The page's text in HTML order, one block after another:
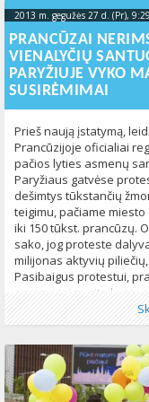
padėjo į suplanuotų
susirinkusiems
išvaikyti mitinguotojus.
skaitykite portale
2013 m. gegužės 27 d. (Pr), 9:29
PRANCŪZAI
VIENALYČIŲ
PARYŽIUJE VYKO
SUSIRĖMIMAI
Prieš naują įstatymą,
Prancūzijoje oficialiai
pačios lyties asmenų
Paryžiaus gatvėse
dešimtys tūkstančių
teigimu, pačiame
iki 150 tūkst. prancūzų.
sako, jog proteste
milijonas aktyvių piliečių,
Pasibaigus protestui,
agresyviai nusiteikusių
dešinės aktyvistų ir
susirėmimai. Pareigūnai
Publikavo:Aliona, LGL
Kategorijos:LGBT pasaulyje
Pasaulyje347
Žymos:LGBT,Prancūzija,